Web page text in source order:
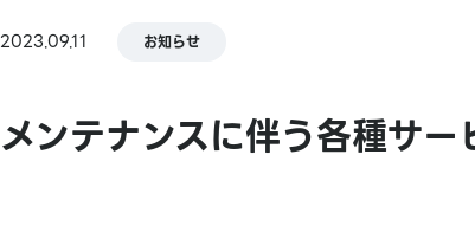
2023.09.11 お知らせ
メンテナンスに伴う各種サー